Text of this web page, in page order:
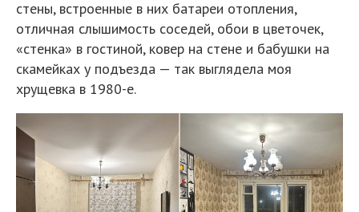
стены, встроенные в них батареи отопления,
отличная слышимость соседей, обои в цветочек,
«стенка» в гостиной, ковер на стене и бабушки на
скамейках у подъезда — так выглядела моя
хрущевка в 1980-е.